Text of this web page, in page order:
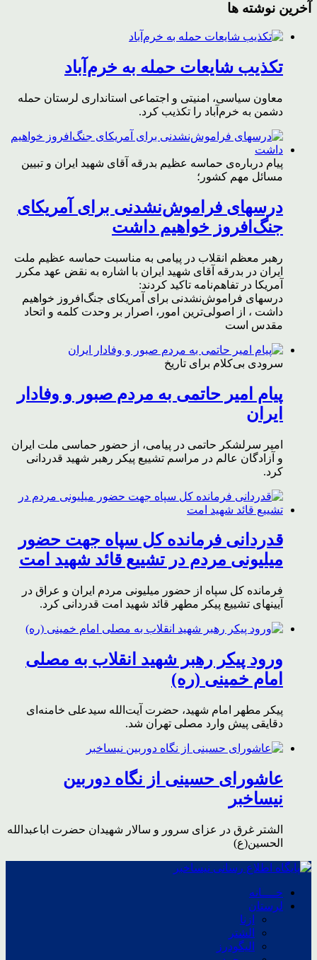
آخرین نوشته ها
تکذیب شایعات حمله به خرم‌آباد
معاون سیاسی، امنیتی و اجتماعی استانداری لرستان حمله
دشمن به خرم‌آباد را تکذیب کرد.
پیام درباره‌ی حماسه عظیم بدرقه آقای شهید ایران و تبیین
مسائل مهم کشور؛
درسهای فراموش‌نشدنی برای آمریکای
جنگ‌افروز خواهیم داشت
رهبر معظم انقلاب در پیامی به مناسبت حماسه عظیم ملت
ایران در بدرقه آقای شهید ایران با اشاره به نقض عهد مکرر
آمریکا در تفاهم‌نامه تاکید کردند:
درسهای فراموش‌نشدنی برای آمریکای جنگ‌افروز خواهیم
داشت ، از اصولی‌ترین امور، اصرار بر وحدت کلمه و اتحاد
مقدس است
سرودی بی‌کلام برای تاریخ
پیام امیر حاتمی به مردم صبور و وفادار
ایران
امیر سرلشکر حاتمی در پیامی، از حضور حماسی ملت ایران
و آزادگان عالم در مراسم تشییع پیکر رهبر شهید قدردانی
کرد.
قدردانی فرمانده کل سپاه جهت حضور
میلیونی مردم در تشییع قائد شهید امت
فرمانده کل سپاه از حضور میلیونی مردم ایران و عراق در
آیینهای تشییع پیکر مطهر قائد شهید امت قدردانی کرد.
ورود پیکر رهبر شهید انقلاب به مصلی
امام خمینی (ره)
پیکر مطهر امام شهید،‌ حضرت آیت‌الله سیدعلی خامنه‌ای
دقایقی پیش وارد مصلی تهران شد.
عاشورای حسینی از نگاه دوربین
نیساخبر
الشتر غرق در عزای سرور و سالار شهیدان حضرت اباعبدالله
الحسین(ع)
خــــانه
لرستان
ازنا
الشتر
الیگودرز